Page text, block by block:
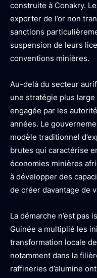
construite à Conakry.
exporter de l’or non
sanctions
suspension de leurs
conventions minières.
Au-delà du secteur
une stratégie plus
engagée par les
années. Le
modèle traditionnel
brutes qui caractérise
économies minières
à développer des
de créer davantage de
La démarche n’est pas
Guinée a multiplié les
transformation locale
notamment dans la
raffineries d’alumine